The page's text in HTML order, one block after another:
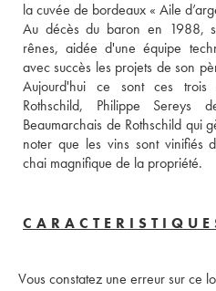
la cuvée de bordeaux « Aile
Au décès du baron en 1988,
rênes, aidée d'une équipe
avec succès les projets de son
Aujourd'hui ce sont ces trois
Rothschild, Philippe Sereys
Beaumarchais de Rothschild qui
noter que les vins sont vinifiés
chai magnifique de la propriété.
Vous constatez une erreur sur ce